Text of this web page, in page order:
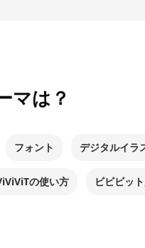
マは？
フォント デジタルイラ
の使い方 ビビビッ